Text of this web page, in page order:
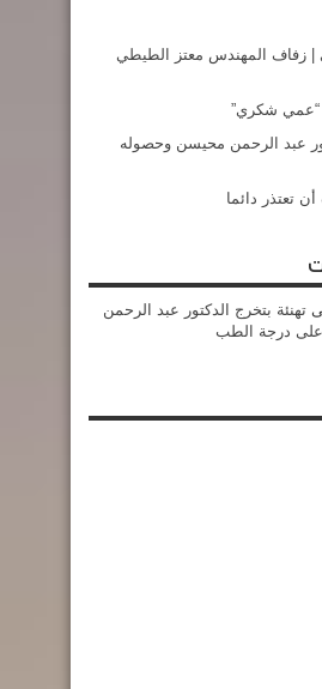
| زفاف المهندس معتز الطيطي
شكري”
عبد الرحمن محيسن وحصوله
تعتذر دائما
تهنئة بتخرج الدكتور عبد الرحمن
درجة الطب